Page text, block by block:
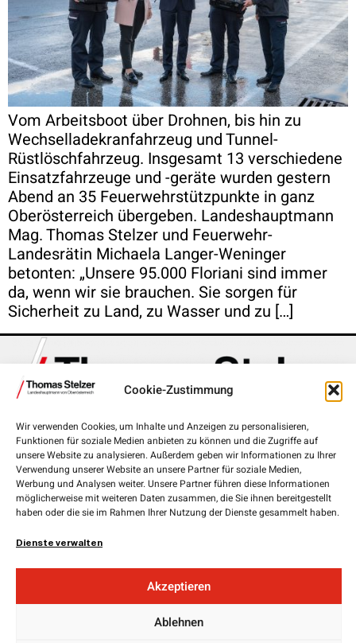
Cookie-Zustimmung
Wir verwenden Cookies, um Inhalte und Anzeigen zu personalisieren,
Funktionen für soziale Medien anbieten zu können und die Zugriffe auf
unsere Website zu analysieren. Außerdem geben wir Informationen zu Ihrer
Verwendung unserer Website an unsere Partner für soziale Medien,
Werbung und Analysen weiter. Unsere Partner führen diese Informationen
möglicherweise mit weiteren Daten zusammen, die Sie ihnen bereitgestellt
haben oder die sie im Rahmen Ihrer Nutzung der Dienste gesammelt haben.
Dienste verwalten
Akzeptieren
Ablehnen
Vom Arbeitsboot über Drohnen, bis hin zu
Wechselladekranfahrzeug und Tunnel-
Rüstlöschfahrzeug. Insgesamt 13 verschiedene
Einsatzfahrzeuge und -geräte wurden gestern
Abend an 35 Feuerwehrstützpunkte in ganz
Oberösterreich übergeben. Landeshauptmann
Mag. Thomas Stelzer und Feuerwehr-
Landesrätin Michaela Langer-Weninger
betonten: „Unsere 95.000 Floriani sind immer
da, wenn wir sie brauchen. Sie sorgen für
Sicherheit zu Land, zu Wasser und zu […]
Landhausplatz 1, 4020 Linz
+43 732 7720-111 00
lh.stelzer@ooe.gv.at
Medieninhaber und Herausgeber:
4020 Linz
Landesgeschäftsführer:
Mag. FlorianHiegelsberger